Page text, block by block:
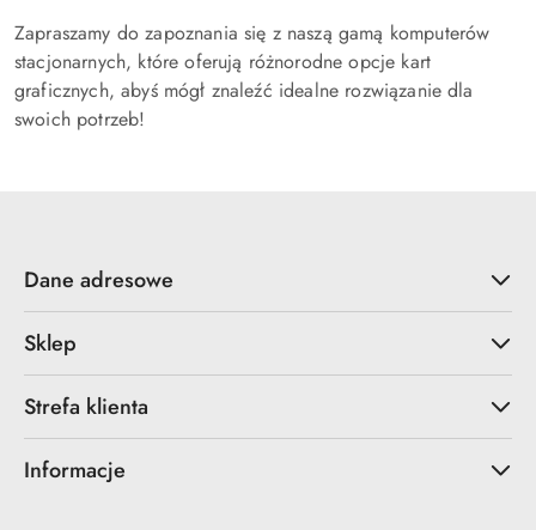
Zapraszamy do zapoznania się z naszą gamą komputerów
stacjonarnych, które oferują różnorodne opcje kart
graficznych, abyś mógł znaleźć idealne rozwiązanie dla
swoich potrzeb!
Dane adresowe
Sklep
Strefa klienta
Informacje